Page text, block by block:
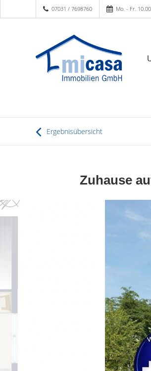
07031 / 7698760 Mo. - Fr.
Ergebnisübersicht
Zuhause